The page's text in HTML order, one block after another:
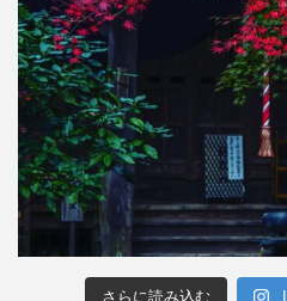
さらに読み込む